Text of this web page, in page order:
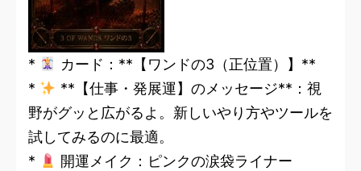
*
カード：**【ワンドの3（正位置）】**
*
**【仕事・発展運】のメッセージ**：視
野がグッと広がるよ。新しいやり方やツールを
試してみるのに最適。
*
開運メイク：ピンクの涙袋ライナー